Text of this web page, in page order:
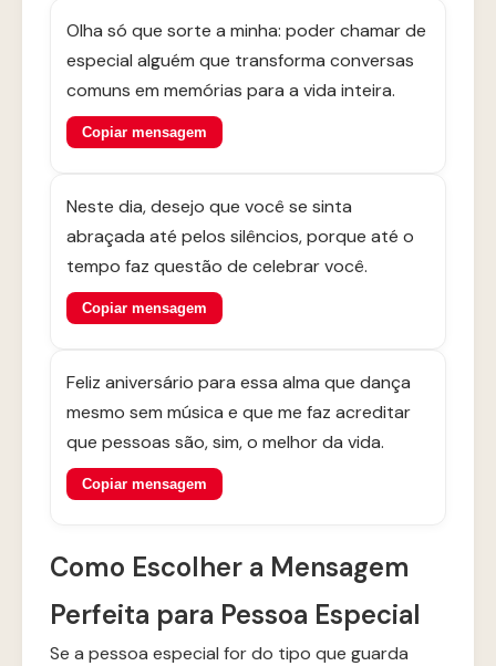
Olha só que sorte a minha: poder chamar de
especial alguém que transforma conversas
comuns em memórias para a vida inteira.
Copiar mensagem
Neste dia, desejo que você se sinta
abraçada até pelos silêncios, porque até o
tempo faz questão de celebrar você.
Copiar mensagem
Feliz aniversário para essa alma que dança
mesmo sem música e que me faz acreditar
que pessoas são, sim, o melhor da vida.
Copiar mensagem
Como Escolher a Mensagem
Perfeita para Pessoa Especial
Se a pessoa especial for do tipo que guarda